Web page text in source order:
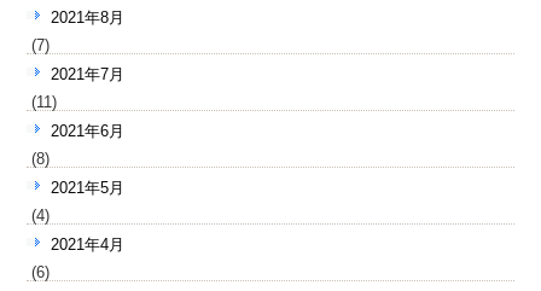
2021年8月
(7)
2021年7月
(11)
2021年6月
(8)
2021年5月
(4)
2021年4月
(6)